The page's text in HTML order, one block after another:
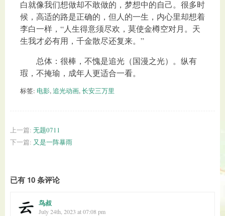
白就像我们想做却不敢做的，梦想中的自己。很多时
候，高适的路是正确的，但人的一生，内心里却想着
李白一样，“人生得意须尽欢，莫使金樽空对月。天
生我才必有用，千金散尽还复来。”
总体：很棒，不愧是追光（国漫之光）。纵有
瑕，不掩瑜，成年人更适合一看。
标签: 电影, 追光动画, 长安三万里
上一篇: 无题0711
下一篇: 又是一阵暴雨
已有 10 条评论
鸟叔
July 24th, 2023 at 07:08 pm